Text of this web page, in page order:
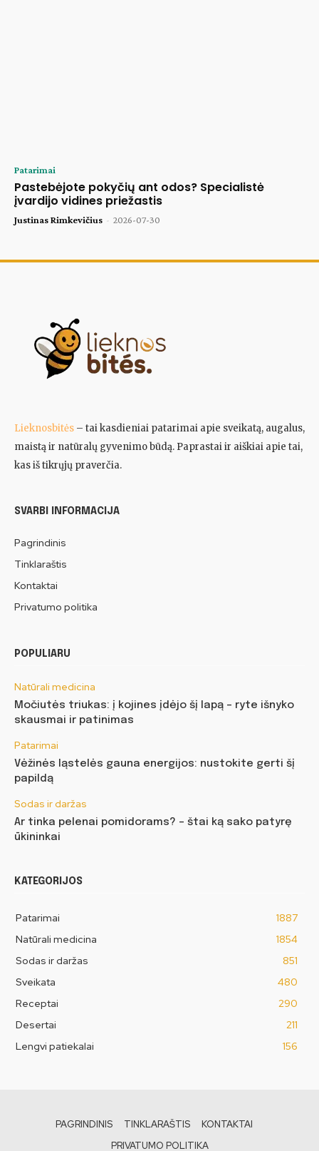
Patarimai
Pastebėjote pokyčių ant odos? Specialistė
įvardijo vidines priežastis
Justinas Rimkevičius - 2026-07-30
Lieknosbitės – tai kasdieniai patarimai apie sveikatą, augalus,
maistą ir natūralų gyvenimo būdą. Paprastai ir aiškiai apie tai,
kas iš tikrųjų praverčia.
SVARBI INFORMACIJA
Pagrindinis
Tinklaraštis
Kontaktai
Privatumo politika
POPULIARU
Natūrali medicina
Močiutės triukas: į kojines įdėjo šį lapą – ryte išnyko
skausmai ir patinimas
Patarimai
Vėžinės ląstelės gauna energijos: nustokite gerti šį
papildą
Sodas ir daržas
Ar tinka pelenai pomidorams? – štai ką sako patyrę
ūkininkai
KATEGORIJOS
Patarimai
1887
Natūrali medicina
1854
Sodas ir daržas
851
Sveikata
480
Receptai
290
Desertai
211
Lengvi patiekalai
156
PAGRINDINIS TINKLARAŠTIS
KONTAKTAI
PRIVATUMO POLITIKA